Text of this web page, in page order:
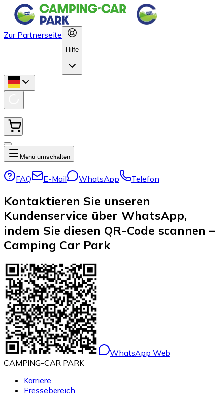
Zur Partnerseite
Hilfe
Menü umschalten
FAQ E-Mail WhatsApp Telefon
Kontaktieren Sie unseren
Kundenservice über WhatsApp,
indem Sie diesen QR-Code scannen –
Camping Car Park
WhatsApp Web
CAMPING-CAR PARK
Karriere
Pressebereich